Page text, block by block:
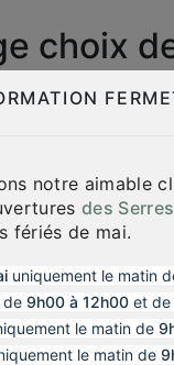
notre aimable
des
fériés de mai.
uniquement le matin
de 9h00 à 12h00 et de
le matin de
le matin de
choix
et
large choix de
d'Arnave,
Ariège. En
des
arbres de haies ,
que des
à vos espaces